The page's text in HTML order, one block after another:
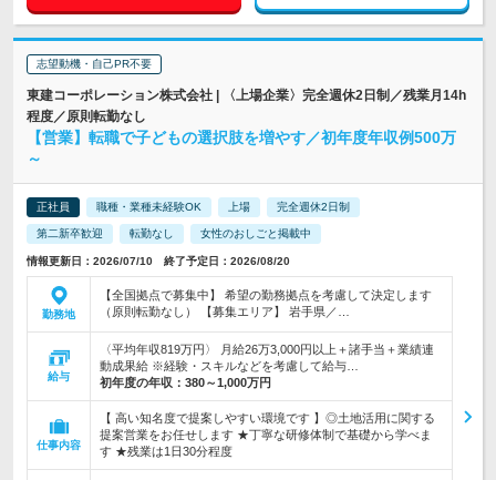
志望動機・自己PR不要
東建コーポレーション株式会社 | 〈上場企業〉完全週休2日制／残業月14h
程度／原則転勤なし
【営業】転職で子どもの選択肢を増やす／初年度年収例500万
～
正社員 職種・業種未経験OK 上場 完全週休2日制
第二新卒歓迎 転勤なし 女性のおしごと掲載中
情報更新日：2026/07/10 終了予定日：2026/08/20
勤務地
【全国拠点で募集中】 希望の勤務拠点を考慮して決定します
（原則転勤なし） 【募集エリア】 岩手県／…
給与
〈平均年収819万円〉 月給26万3,000円以上＋諸手当＋業績連
動成果給 ※経験・スキルなどを考慮して給与…
初年度の年収： 380～1,000万円
仕事内容
【 高い知名度で提案しやすい環境です 】◎土地活用に関する
提案営業をお任せします ★丁寧な研修体制で基礎から学べま
す ★残業は1日30分程度